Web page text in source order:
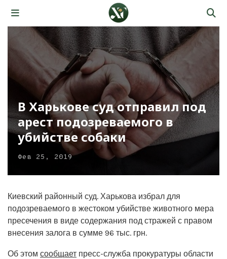
В Харькове суд отправил под
арест подозреваемого в
убийстве собаки
Фев 25, 2019
Киевский районный суд. Харькова избрал для
подозреваемого в жестоком убийстве животного мера
пресечения в виде содержания под стражей с правом
внесения залога в сумме 96 тыс. грн.
Об этом сообщает пресс-служба прокуратуры области